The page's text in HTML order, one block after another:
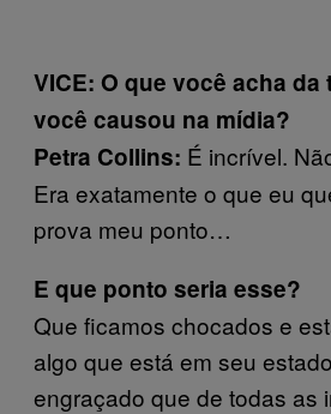
VICE: O que você acha
você causou na mídia?
Petra Collins: É incrível.
Era exatamente o que eu
prova meu ponto…
E que ponto seria esse?
Que ficamos chocados e
algo que está em seu
engraçado que de todas as